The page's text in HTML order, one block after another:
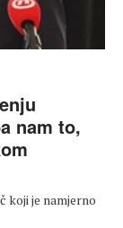
nam to,
koji je namjerno